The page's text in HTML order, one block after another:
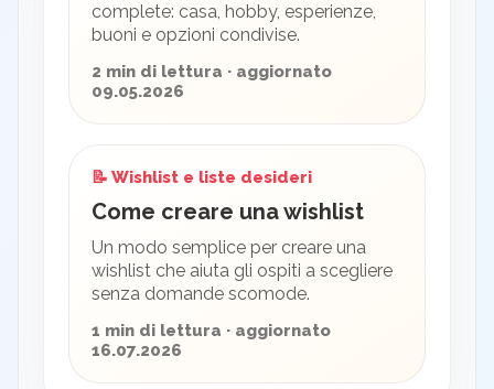
complete: casa, hobby, esperienze,
buoni e opzioni condivise.
2 min di lettura · aggiornato
09.05.2026
📝 Wishlist e liste desideri
Come creare una wishlist
Un modo semplice per creare una
wishlist che aiuta gli ospiti a scegliere
senza domande scomode.
1 min di lettura · aggiornato
16.07.2026